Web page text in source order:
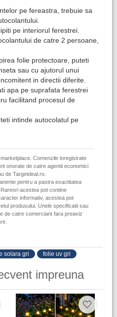
pe fereastra, trebuie sa
pe interiorul ferestrei.
de catre 2 persoane,
folie protectoare, puteti
sau cu ajutorul unui
in directii diferite.
apa pe suprafata ferestrei
facilitand procesul de
intinde autocolatul pe
Comenzile inregistrate
onorate de catre agentii economici
de Targetdeal.ro.
pentru a pastra exactitatea
acestea pot contine
informativ, acestea pot
produsului. Unele specificatii sau
de catre comerciant fara preaviz
solara gri folie uv gri
impreuna